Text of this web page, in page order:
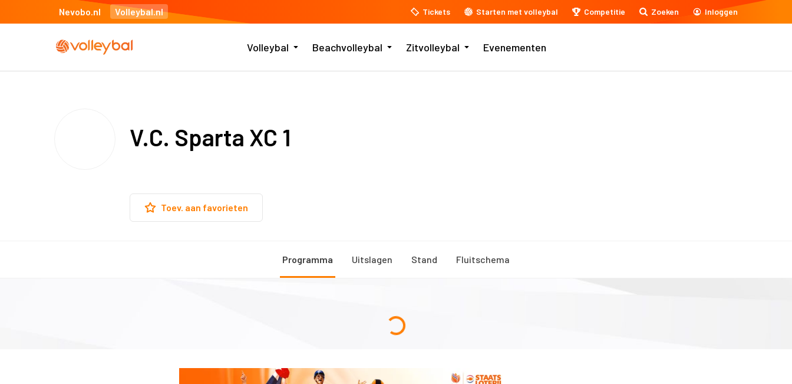
Nevobo.nl Volleybal.nl Tickets Starten met volleybal Competitie Zoeken Inloggen
Volleybal Beachvolleybal Zitvolleybal Evenementen
V.C. Sparta XC 1
Toev. aan favorieten
Programma Uitslagen Stand Fluitschema